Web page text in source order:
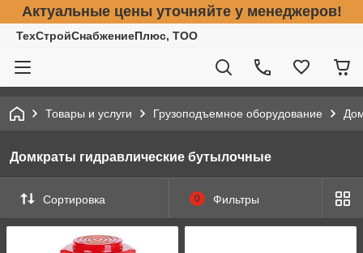
Актуальные цены уточняйте у менеджеров!
ТехСтройСнабжениеПлюс, ТОО
Товары и услуги Грузоподъемное оборудование
Домкраты гидравлические бутылочные
Сортировка 0 Фильтры